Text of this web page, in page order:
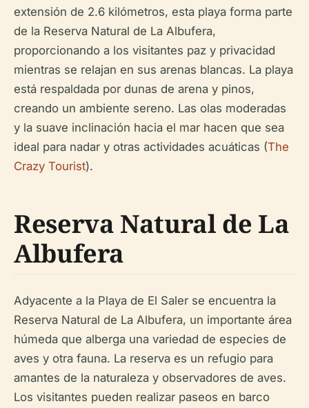
extensión de 2.6 kilómetros, esta playa forma parte
de la Reserva Natural de La Albufera,
proporcionando a los visitantes paz y privacidad
mientras se relajan en sus arenas blancas. La playa
está respaldada por dunas de arena y pinos,
creando un ambiente sereno. Las olas moderadas
y la suave inclinación hacia el mar hacen que sea
ideal para nadar y otras actividades acuáticas (The
Crazy Tourist).
Reserva Natural de La
Albufera
Adyacente a la Playa de El Saler se encuentra la
Reserva Natural de La Albufera, un importante área
húmeda que alberga una variedad de especies de
aves y otra fauna. La reserva es un refugio para
amantes de la naturaleza y observadores de aves.
Los visitantes pueden realizar paseos en barco